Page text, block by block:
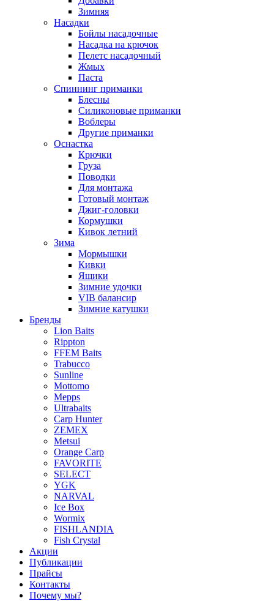
Зимняя
Насадки
Бойлы насадочные
Насадка на крючок
Пелетс насадочный
Жмых
Паста
Спиннинг приманки
Блесны
Силиконовые приманки
Воблеры
Другие приманки
Оснастка
Крючки
Груза
Поводки
Для монтажа
Готовый монтаж
Джиг-головки
Кормушки
Кивок летний
Зима
Мормышки
Кивки
Ящики
Зимние удочки
VIB балансир
Зимние катушки
Бренды
Lion Baits
Rippton
FFEM Baits
Trabucco
Sunline
Mottomo
Mepps
Ultrabaits
Carp Hunter
ZEMEX
Metsui
Orange Carp
FAVORITE
SELECT
YGK
NARVAL
Ice Box
Wormix
FISHLANDIA
Fish Crystal
Акции
Публикации
Прайсы
Контакты
Почему мы?